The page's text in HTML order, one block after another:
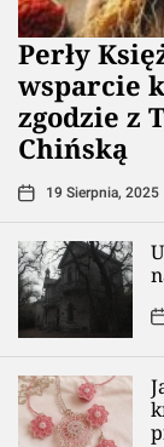
Perły
wsparcie
zgodzie z
Chińską
19 Sierpnia, 2025